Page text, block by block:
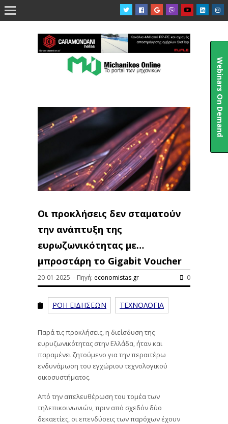

Οι προκλήσεις δεν σταματούν
την ανάπτυξη της
ευρωζωνικότητας με…
μπροστάρη το Gigabit Voucher
20-01-2025 - Πηγή: economistas.gr 0
ΡΟΗ ΕΙΔΗΣΕΩΝ ΤΕΧΝΟΛΟΓΙΑ
Παρά τις προκλήσεις, η διείσδυση της
ευρυζωνικότητας στην Ελλάδα, ήταν και
παραμένει ζητούμενο για την περαιτέρω
ενδυνάμωση του εγχώριου τεχνολογικού
οικοσυστήματος.
Από την απελευθέρωση του τομέα των
τηλεπικοινωνιών, πριν από σχεδόν δύο
δεκαετίες, οι επενδύσεις των παρόχων έχουν
Webinars On Demand